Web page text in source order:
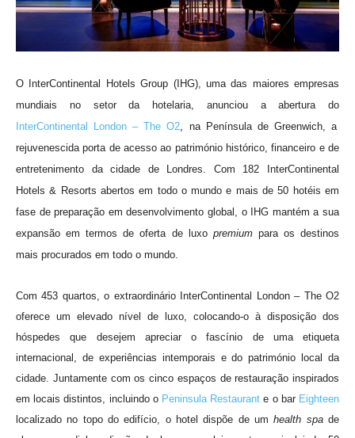
O InterContinental Hotels Group (IHG), uma das maiores empresas
mundiais no setor da hotelaria, anunciou a abertura do
InterContinental London – The O2
na Península de Greenwich, a
rejuvenescida porta de acesso ao património histórico, financeiro e de
entretenimento da cidade de Londres. Com 182 InterContinental
Hotels & Resorts abertos em todo o mundo e mais de 50 hotéis em
fase de preparação em desenvolvimento global, o IHG mantém a sua
expansão em termos de oferta de luxo premiumpara os destinos
mais procurados em todo o mundo.
Com 453 quartos, o extraordinário InterContinental London – The O2
oferece um elevado nível de luxo, colocando-o à disposição dos
hóspedes que desejem apreciar o fascínio de uma etiqueta
internacional, de experiências intemporais e do património local da
cidade. Juntamente com os cinco espaços de restauração inspirados
em locais distintos, incluindo o Peninsula Restaurant e o bar Eighteen
localizado no topo do edifício, o hotel dispõe de umhealth spade